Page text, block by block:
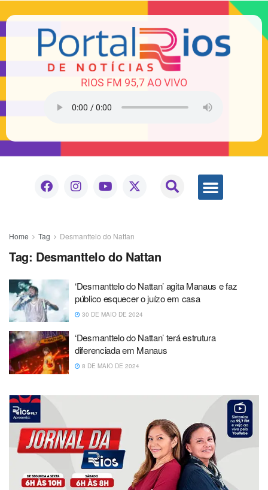
RIOS FM 95,7 AO VIVO
Home Tag Desmanttelo do Nattan
Tag: Desmanttelo do Nattan
‘Desmanttelo do Nattan’ agita Manaus e faz
público esquecer o juízo em casa
30 DE MAIO DE 2024
‘Desmanttelo do Nattan’ terá estrutura
diferenciada em Manaus
8 DE MAIO DE 2024